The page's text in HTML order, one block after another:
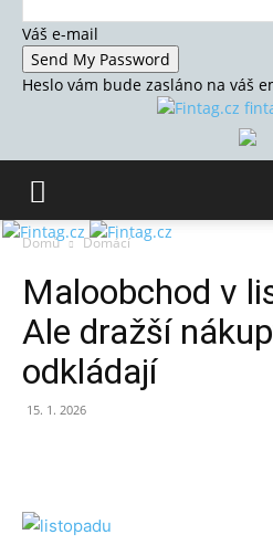
Váš e-mail
Heslo vám bude zasláno na váš
Domů Domácí
Maloobchod v
Ale dražší
odkládají
15. 1. 2026